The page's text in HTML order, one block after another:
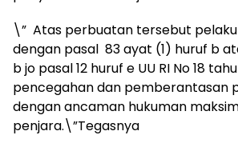
\” Atas perbuatan tersebut
dengan pasal 83 ayat (1) huruf b
b jo pasal 12 huruf e UU RI No 18
pencegahan dan pemberantasan
dengan ancaman hukuman
penjara.\”Tegasnya